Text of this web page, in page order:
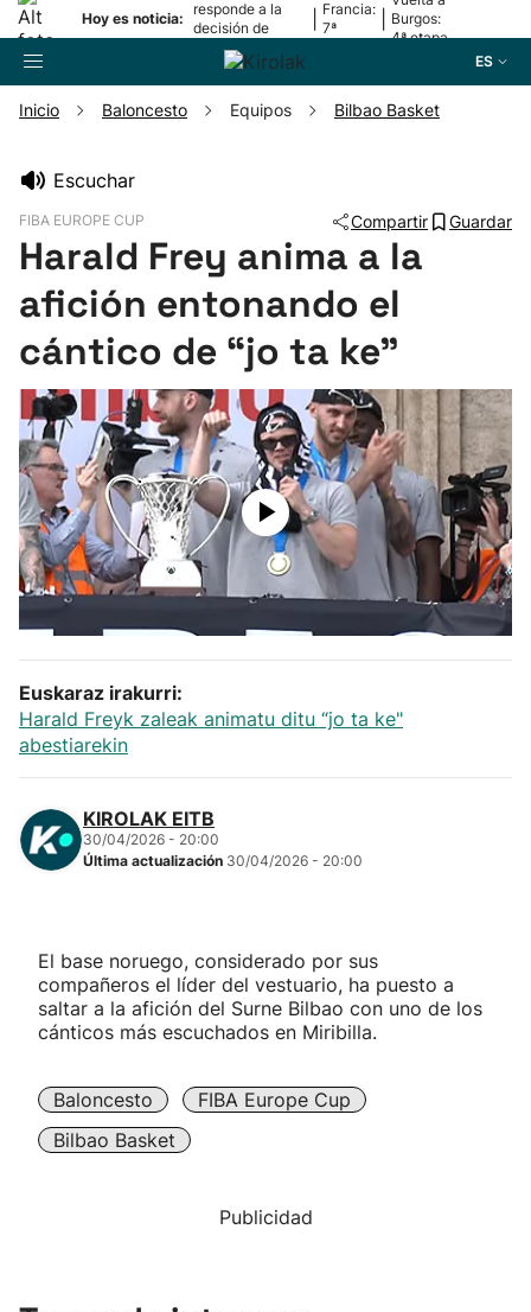
Hoy es noticia:
responde a la
decisión de
Oriamendi
Francia:
7ª
Burgos:
4ª etapa
ES
Pelota
Remo
Baloncesto
Ciclismo
Herri-kirolak
Balonmano
Kirolak 360
Carreras de montaña
"Helmuga"
Inicio Baloncesto Equipos Bilbao Basket
Escuchar
FIBA EUROPE CUP Compartir Guardar
Harald Frey anima a la
afición entonando el
cántico de “jo ta ke"
Euskaraz irakurri:
Harald Freyk zaleak animatu ditu “jo ta ke"
abestiarekin
KIROLAK EITB
30/04/2026 - 20:00
Última actualización 30/04/2026 - 20:00
El base noruego, considerado por sus
compañeros el líder del vestuario, ha puesto a
saltar a la afición del Surne Bilbao con uno de los
cánticos más escuchados en Miribilla.
Baloncesto
FIBA Europe Cup
Bilbao Basket
Publicidad